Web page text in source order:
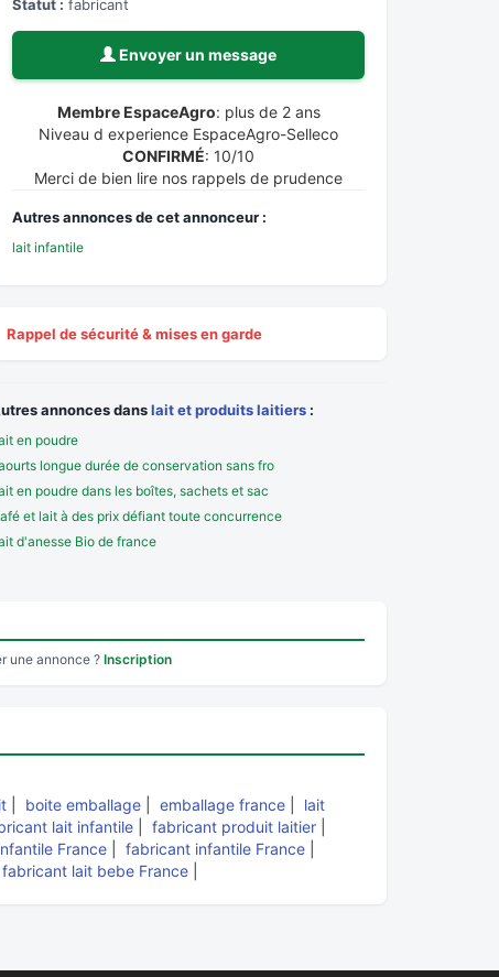
Statut : fabricant
Envoyer un message
Membre EspaceAgro: plus de 2 ans
Niveau d experience EspaceAgro-Selleco
CONFIRMÉ: 10/10
Merci de bien lire nos rappels de prudence
Autres annonces de cet annonceur :
lait infantile
Rappel de sécurité & mises en garde
annonces danslait et produits laitiers :
en poudre
longue durée de conservation sans fro
en poudre dans les boîtes, sachets et sac
et lait à des prix défiant toute concurrence
d'anesse Bio de france
une annonce ? Inscription
boite emballage emballage france
lait
lait infantile fabricant produit laitier
France fabricant infantile France
fabricant lait bebe France